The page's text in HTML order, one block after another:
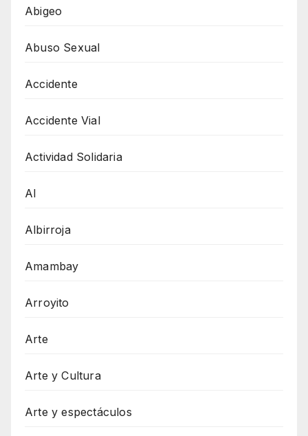
Abigeo
Abuso Sexual
Accidente
Accidente Vial
Actividad Solidaria
AI
Albirroja
Amambay
Arroyito
Arte
Arte y Cultura
Arte y espectáculos